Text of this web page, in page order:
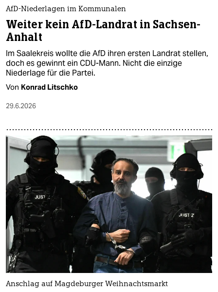
AfD-Niederlagen im Kommunalen
Weiter kein AfD-Landrat in Sachsen-
Anhalt
Im Saalekreis wollte die AfD ihren ersten Landrat stellen,
doch es gewinnt ein CDU-Mann. Nicht die einzige
Niederlage für die Partei.
Von Konrad Litschko
29.6.2026
Anschlag auf Magdeburger Weihnachtsmarkt